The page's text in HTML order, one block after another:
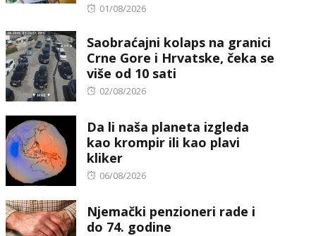
Posted
01/08/2026
Saobraćajni kolaps na granici
Crne Gore i Hrvatske, čeka se
više od 10 sati
Posted
02/08/2026
Da li naša planeta izgleda
kao krompir ili kao plavi
kliker
Posted
06/08/2026
Njemački penzioneri rade i
do 74. godine